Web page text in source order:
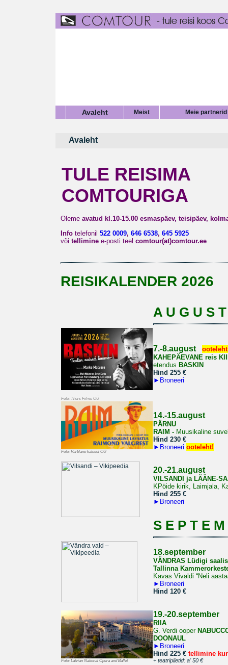
Avaleht Meist Meie partnerid
Avaleht
TULE REISIMA
COMTOURIGA
Oleme avatud kl.10-15.00 esmaspäev, teisipäev,
Infotelefonil 522 0009, 646 6538, 645 5925
või tellimine e-posti teel comtour(at)comtour.ee
REISIKALENDER 2026
A U G U S T
Foto: Thors Films OÜ
7.-8.august
KAHEPÄEVANE reis
etendus BASKIN
Hind 255 €
► Broneeri
Foto: Varblane katusel OÜ
14.-15.august
PÄRNU
RAIM - Muusikaline
Hind 230 €
► Broneeri ooteleht!
20.-21.august
VILSANDI ja LÄÄNE-
KPöide kirik, Laimjala,
Hind 255 €
► Broneeri
S E P T E
18.september
VÄNDRAS Lüdigi
Tallinna
Kavas Vivaldi “Neli
► Broneeri
Hind 120 €
Foto: Latvian National Opera and Ballet
19.-20.september
RIIA
G. Verdi ooper
DOONAUL
► Broneeri
Hind 225 € tellimine
+ teatripiletid: a' 50 €